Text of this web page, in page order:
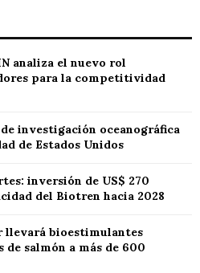
analiza el nuevo rol
para la competitividad
investigación oceanográfica
de Estados Unidos
inversión de US$ 270
del Biotren hacia 2028
llevará bioestimulantes
de salmón a más de 600